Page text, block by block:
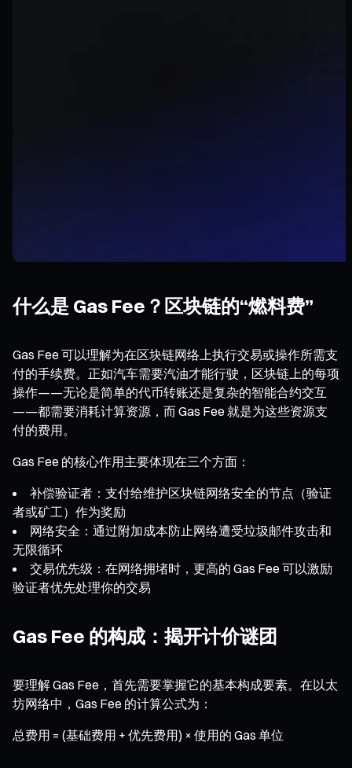
什么是 Gas Fee？区块链的“燃料费”
Gas Fee 可以理解为在区块链网络上执行交易或操作所需支
付的手续费。正如汽车需要汽油才能行驶，区块链上的每项
操作——无论是简单的代币转账还是复杂的智能合约交互
——都需要消耗计算资源，而 Gas Fee 就是为这些资源支
付的费用。
Gas Fee 的核心作用主要体现在三个方面：
补偿验证者：支付给维护区块链网络安全的节点（验证
者或矿工）作为奖励
网络安全：通过附加成本防止网络遭受垃圾邮件攻击和
无限循环
交易优先级：在网络拥堵时，更高的 Gas Fee 可以激励
验证者优先处理你的交易
Gas Fee 的构成：揭开计价谜团
要理解 Gas Fee，首先需要掌握它的基本构成要素。在以太
坊网络中，Gas Fee 的计算公式为：
总费用 = (基础费用 + 优先费用) × 使用的 Gas 单位